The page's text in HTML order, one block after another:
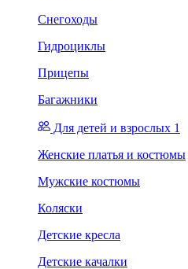
Снегоходы
Гидроциклы
Прицепы
Багажники
Для детей и взрослых 1
Женские платья и костюмы
Мужские костюмы
Коляски
Детские кресла
Детские качалки